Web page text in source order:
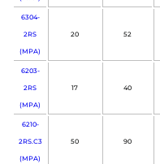
6304-
2RS
(MPA)
20 52
6203-
2RS
(MPA)
17 40
6210-
2RS.C3
(MPA)
50 90